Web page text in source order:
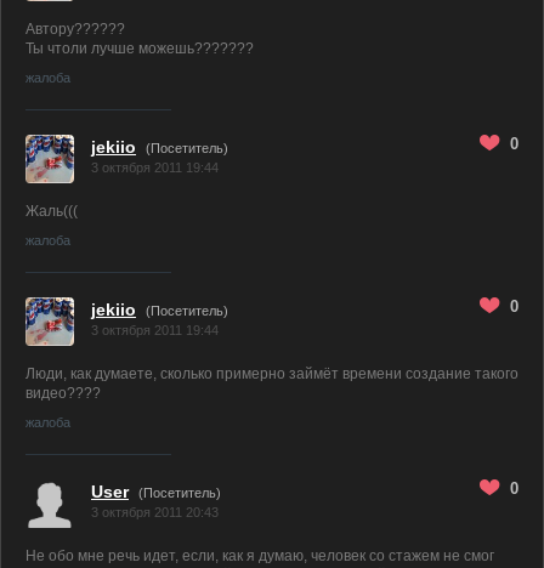
Автору??????
Ты чтоли лучше можешь???????
жалоба
jekiio
(Посетитель)
3 октября 2011 19:44
0
Жаль(((
жалоба
jekiio
(Посетитель)
3 октября 2011 19:44
0
Люди, как думаете, сколько примерно займёт времени создание такого
видео????
жалоба
User
(Посетитель)
3 октября 2011 20:43
0
Не обо мне речь идет, если, как я думаю, человек со стажем не смог